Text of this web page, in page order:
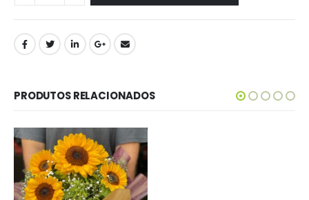
PRODUTOS RELACIONADOS